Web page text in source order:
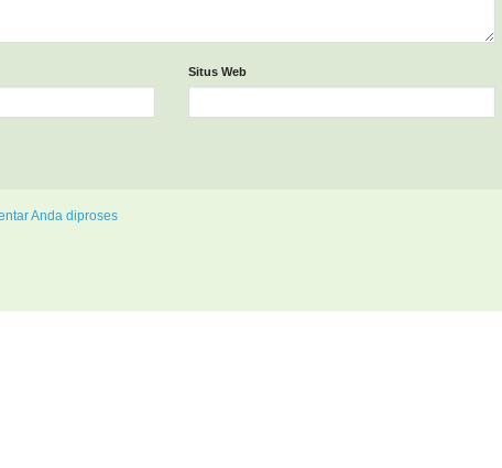
Situs Web
Anda diproses